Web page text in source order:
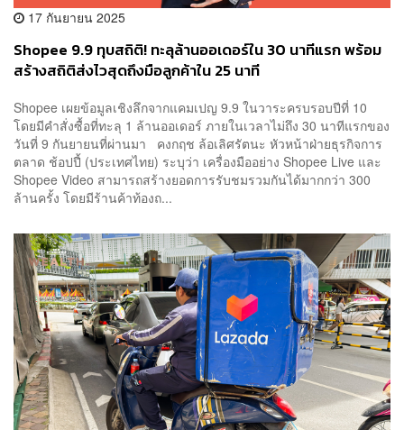
17 กันยายน 2025
Shopee 9.9 ทุบสถิติ! ทะลุล้านออเดอร์ใน 30 นาทีแรก พร้อม
สร้างสถิติส่งไวสุดถึงมือลูกค้าใน 25 นาที
Shopee เผยข้อมูลเชิงลึกจากแคมเปญ 9.9 ในวาระครบรอบปีที่ 10
โดยมีคำสั่งซื้อที่ทะลุ 1 ล้านออเดอร์ ภายในเวลาไม่ถึง 30 นาทีแรกของ
วันที่ 9 กันยายนที่ผ่านมา คงกฤช ล้อเลิศรัตนะ หัวหน้าฝ่ายธุรกิจการ
ตลาด ช้อปปี้ (ประเทศไทย) ระบุว่า เครื่องมืออย่าง Shopee Live และ
Shopee Video สามารถสร้างยอดการรับชมรวมกันได้มากกว่า 300
ล้านครั้ง โดยมีร้านค้าท้องถ...